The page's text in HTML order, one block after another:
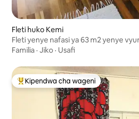
Fleti huko Kemi
Fleti yenye nafasi ya 63 m2 yenye
Familia · Jiko · Usafi
Kipendwa maarufu cha wageni
Kipendwa cha wageni